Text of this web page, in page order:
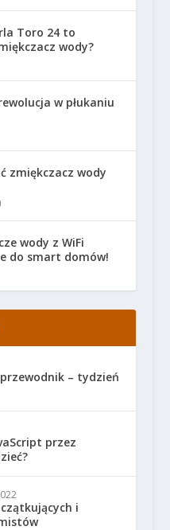
Toro 24 to
wody?
w płukaniu
zmiękczacz wody
wody z WiFi
do smart domów!
– tydzień
przez
i